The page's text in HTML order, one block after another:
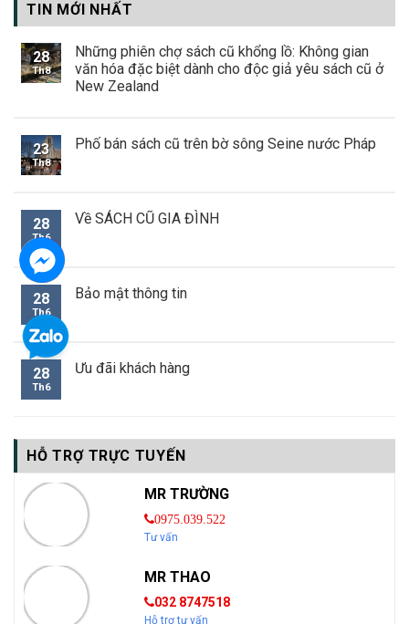
TIN MỚI NHẤT
28
Th8
Những phiên chợ sách cũ khổng lồ: Không gian
văn hóa đặc biệt dành cho độc giả yêu sách cũ ở
New Zealand
23
Th8
Phố bán sách cũ trên bờ sông Seine nước Pháp
28
Th6
Về SÁCH CŨ GIA ĐÌNH
28
Th6
Bảo mật thông tin
28
Th6
Ưu đãi khách hàng
HỖ TRỢ TRỰC TUYẾN
MR TRƯỜNG
0975.039.522
Tư vấn
MR THAO
032 8747518
Hỗ trợ tư vấn